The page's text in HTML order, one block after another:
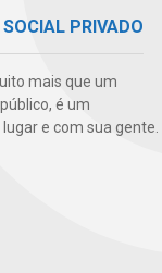
PRIVADO
mais que um
é um
e com sua gente.